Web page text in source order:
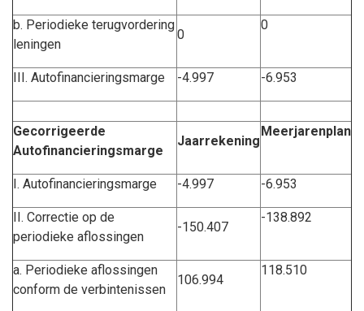
b. Periodieke terugvordering
leningen
0
0
III. Autofinancieringsmarge -4.997 -6.953
Gecorrigeerde
Autofinancieringsmarge
Jaarrekening
Meerjarenplan
I. Autofinancieringsmarge -4.997 -6.953
II. Correctie op de
periodieke aflossingen
-150.407
-138.892
a. Periodieke aflossingen
conform de verbintenissen
106.994
118.510